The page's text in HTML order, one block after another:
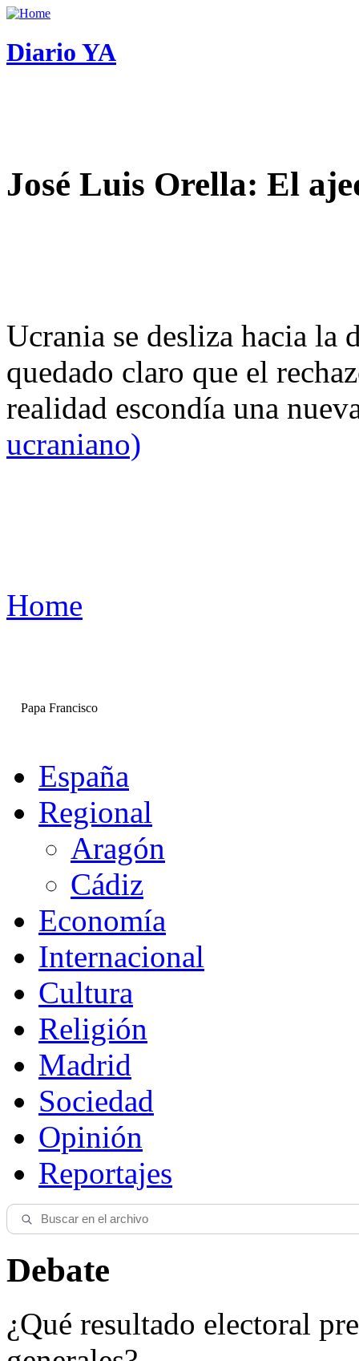
Diario YA
José Luis Orella: El
Ucrania se desliza hacia
quedado claro que el
realidad escondía una
ucraniano)
Home
Papa Francisco
España
Regional
Aragón
Cádiz
Economía
Internacional
Cultura
Religión
Madrid
Sociedad
Opinión
Reportajes
Debate
¿Qué resultado electoral